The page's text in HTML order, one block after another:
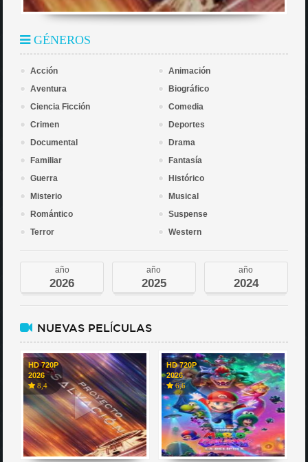
GÉNEROS
Acción
Animación
Aventura
Biográfico
Ciencia Ficción
Comedia
Crimen
Deportes
Documental
Drama
Familiar
Fantasía
Guerra
Histórico
Misterio
Musical
Romántico
Suspense
Terror
Western
año
2026
año
2025
año
2024
NUEVAS PELÍCULAS
HD 720P
2026
8,4
HD 720P
2026
6,6